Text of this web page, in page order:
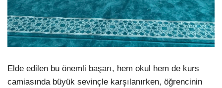
Elde edilen bu önemli başarı, hem okul hem de kurs
camiasında büyük sevinçle karşılanırken, öğrencinin